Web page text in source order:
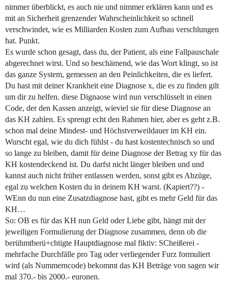
nimmer überblickt, es auch nie und nimmer erklären kann und es
mit an Sicherheit grenzender Wahrscheinlichkeit so schnell
verschwindet, wie es Milliarden Kosten zum Aufbau verschlungen
hat. Punkt.
Es wurde schon gesagt, dass du, der Patient, als eine Fallpauschale
abgerechnet wirst. Und so beschämend, wie das Wort klingt, so ist
das ganze System, gemessen an den Peinlichkeiten, die es liefert.
Du hast mit deiner Krankheit eine Diagnose x, die es zu finden gilt
um dir zu helfen. diese Dignaose wird nun verschlüsselt in einen
Code, der den Kassen anzeigt, wieviel sie für diese Diagnose an
das KH zahlen. Es sprengt echt den Rahmen hier, aber es geht z.B.
schon mal deine Mindest- und Höchstverweildauer im KH ein.
Wurscht egal, wie du dich fühlst - du hast kostentechnisch so und
so lange zu bleiben, damit für deine Diagnose der Betrag xy für das
KH kostendeckend ist. Du darfst nicht länger bleiben und und
kannst auch nicht früher entlassen werden, sonst gibt es Abzüge,
egal zu welchen Kosten du in deinem KH warst. (Kapiert??) -
WEnn du nun eine Zusatzdiagnose hast, gibt es mehr Geld für das
KH…
So: OB es für das KH nun Geld oder Liebe gibt, hängt mit der
jeweiligen Formulierung der Diagnose zusammen, denn ob die
berühmtberü+chtigte Hauptdiagnose mal fiktiv: SCheißerei -
mehrfache Durchfälle pro Tag oder verliegender Furz formuliert
wird (als Nummerncode) bekommt das KH Beträge von sagen wir
mal 370.- bis 2000.- euronen.